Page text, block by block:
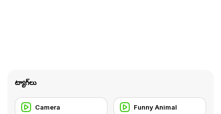
ట్యాగ్‌లు
Camera Funny Animal